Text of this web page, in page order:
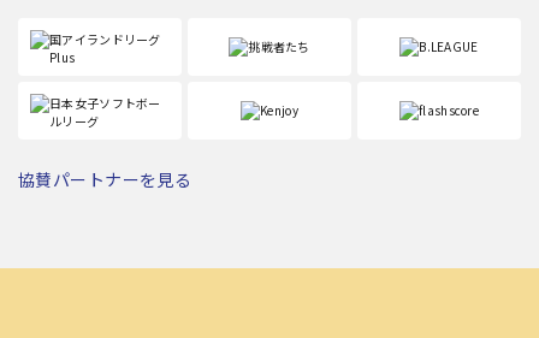
協賛パートナーを見る